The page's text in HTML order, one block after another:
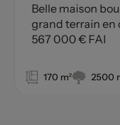
Belle maison
grand terrain en
567 000 € FAI
170 m² 2500